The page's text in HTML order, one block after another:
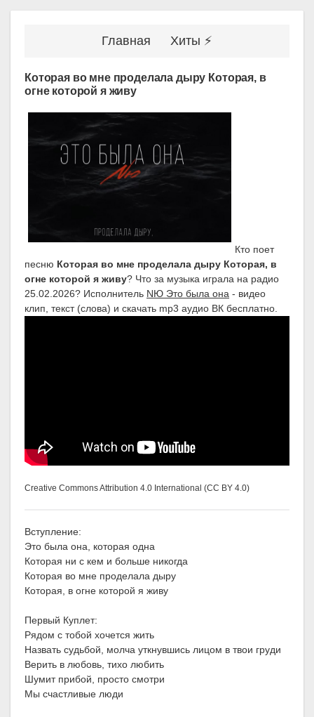
Главная Хиты ⚡
Которая во мне проделала дыру Которая, в
огне которой я живу
Кто поет
песню Которая во мне проделала дыру Которая, в
огне которой я живу? Что за музыка играла на радио
25.02.2026? Исполнитель NЮ Это была она - видео
клип, текст (слова) и скачать mp3 аудио ВК бесплатно.
Creative Commons Attribution 4.0 International (CC BY 4.0)
Вступление:
Это была она, которая одна
Которая ни с кем и больше никогда
Которая во мне проделала дыру
Которая, в огне которой я живу
Первый Куплет:
Рядом с тобой хочется жить
Назвать судьбой, молча уткнувшись лицом в твои груди
Верить в любовь, тихо любить
Шумит прибой, просто смотри
Мы счастливые люди